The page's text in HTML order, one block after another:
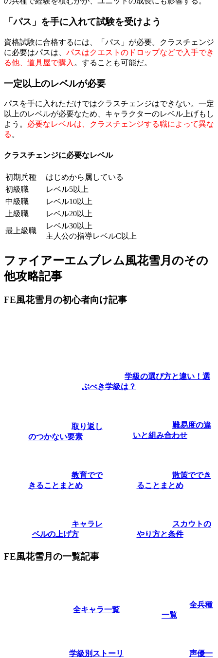
「パス」を手に入れて試験を受けよう
資格試験に合格するには、「パス」が必要。クラスチェンジ
に必要はパスは、 パスはクエストのドロップなどで入手でき
る他、道具屋で購入 。することも可能だ。
一定以上のレベルが必要
パスを手に入れただけではクラスチェンジはできない。一定
以上のレベルが必要なため、キャラクターのレベル上げもし
よう。 必要なレベルは、クラスチェンジする職によって異な
る 。
クラスチェンジに必要なレベル
初期兵種
はじめから属している
初級職
レベル5以上
中級職
レベル10以上
上級職
レベル20以上
最上級職
レベル30以上
主人公の指導レベルC以上
ファイアーエムブレム風花雪月のその
他攻略記事
FE風花雪月の初心者向け記事
学級の選び方と違い！選
ぶべき学級は？
取り返し
のつかない要素
難易度の違
いと組み合わせ
教育でで
きることまとめ
散策ででき
ることまとめ
キャラレ
ベルの上げ方
スカウトの
やり方と条件
FE風花雪月の一覧記事
全キャラ一覧
全兵種
一覧
学級別ストーリ
声優一